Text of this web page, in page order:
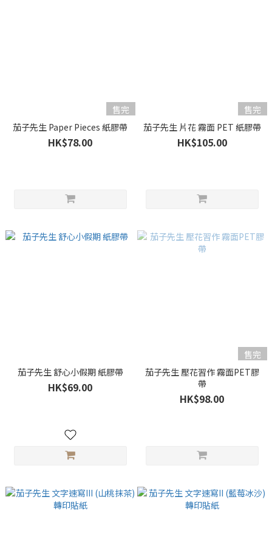
售完
茄子先生 Paper Pieces 紙膠帶
HK$78.00
售完
茄子先生 片花 霧面 PET 紙膠帶
HK$105.00
茄子先生 舒心小假期 紙膠帶
HK$69.00
售完
茄子先生 壓花習作 霧面PET膠
帶
HK$98.00